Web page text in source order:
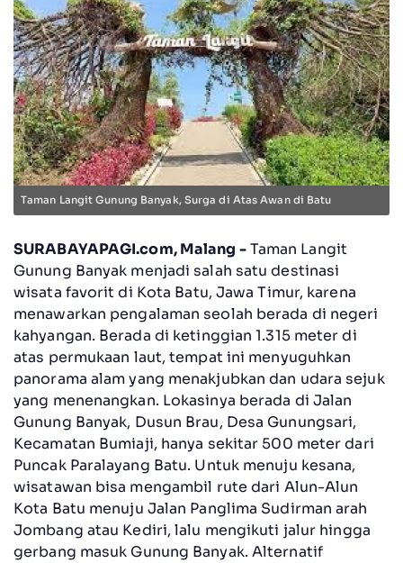
Taman Langit Gunung Banyak, Surga di Atas Awan di Batu
SURABAYAPAGI.com, Malang -Taman Langit
Gunung Banyak menjadi salah satu destinasi
wisata favorit di Kota Batu, Jawa Timur, karena
menawarkan pengalaman seolah berada di negeri
kahyangan. Berada di ketinggian 1.315 meter di
atas permukaan laut, tempat ini menyuguhkan
panorama alam yang menakjubkan dan udara sejuk
yang menenangkan. Lokasinya berada di Jalan
Gunung Banyak, Dusun Brau, Desa Gunungsari,
Kecamatan Bumiaji, hanya sekitar 500 meter dari
Puncak Paralayang Batu. Untuk menuju kesana,
wisatawan bisa mengambil rute dari Alun-Alun
Kota Batu menuju Jalan Panglima Sudirman arah
Jombang atau Kediri, lalu mengikuti jalur hingga
gerbang masuk Gunung Banyak. Alternatif